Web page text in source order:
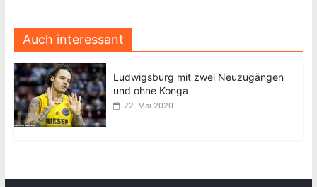
Auch interessant
Ludwigsburg mit zwei Neuzugängen
und ohne Konga
22. Mai 2020